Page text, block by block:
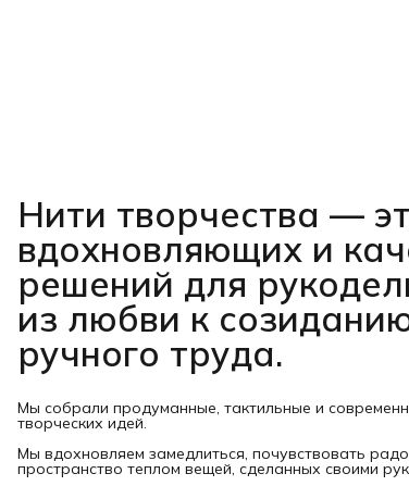
Нити творчества —
вдохновляющих и
решений для
из любви к
ручного труда.
Мы собрали продуманные, тактильные и
творческих идей.
Мы вдохновляем замедлиться, почувствовать
пространство теплом вещей, сделанных своими